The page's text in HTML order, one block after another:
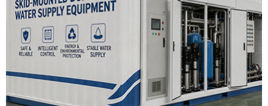
pintar bersepadu untuk pengagihan air bandar, luar
bandar dan terpencil. Ia menggabungkan rawatan air,
penyimpanan, pembasmian kuman, penghantaran
tekanan malar dan kawalan pintar pada satu platform
modular, memastikan keselamatan hujung ke hujung
daripada pengambilan air mentah kepada bekalan
domestik.